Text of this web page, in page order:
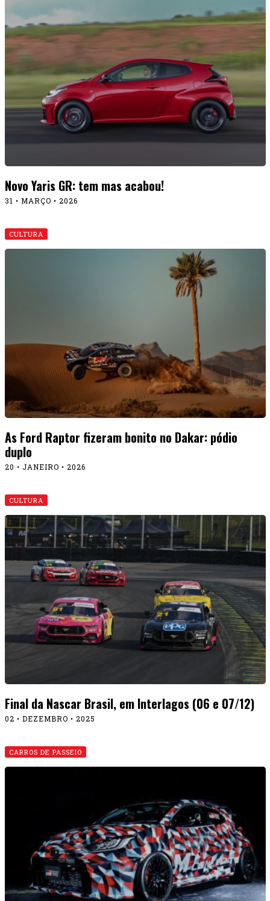
Novo Yaris GR: tem mas acabou!
31 • MARÇO • 2026
CULTURA
As Ford Raptor fizeram bonito no Dakar: pódio
duplo
20 • JANEIRO • 2026
CULTURA
Final da Nascar Brasil, em Interlagos (06 e 07/12)
02 • DEZEMBRO • 2025
CARROS DE PASSEIO